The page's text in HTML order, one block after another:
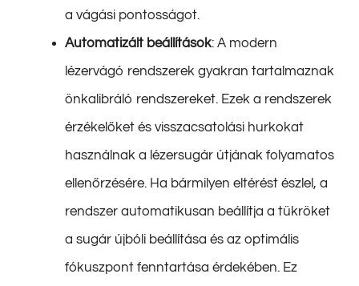
a vágási pontosságot.
Automatizált beállítások: A modern
lézervágó rendszerek gyakran tartalmaznak
önkalibráló rendszereket. Ezek a rendszerek
érzékelőket és visszacsatolási hurkokat
használnak a lézersugár útjának folyamatos
ellenőrzésére. Ha bármilyen eltérést észlel, a
rendszer automatikusan beállítja a tükröket
a sugár újbóli beállítása és az optimális
fókuszpont fenntartása érdekében. Ez